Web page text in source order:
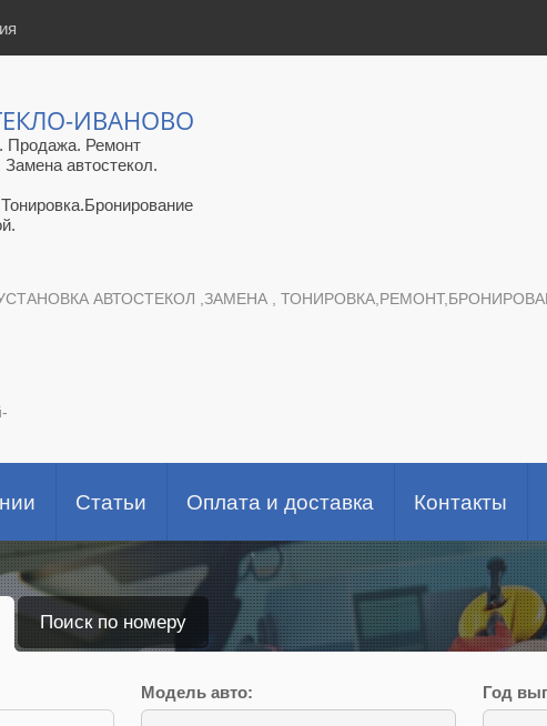
ИВАНОВО
Продажа. Ремонт
Замена автостекол.
АВТОСТЕКОЛ ,ЗАМЕНА ,
Статьи Оплата и доставка Контакты
Поиск по номеру
Модель авто: Год